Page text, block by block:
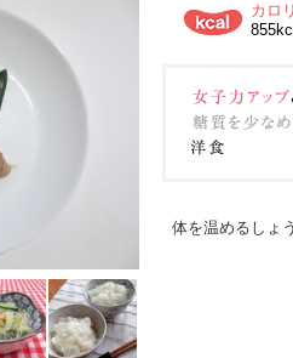
カロ
体を温めるしょ